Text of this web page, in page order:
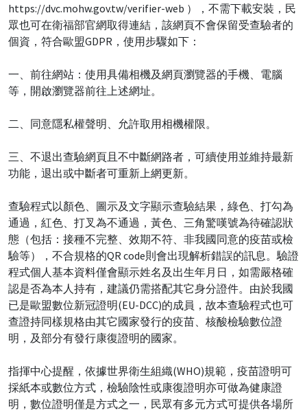
https://dvc.mohw.gov.tw/verifier-web ），不需下載安裝，民
眾也可在衛福部官網取得連結，該網頁不會保留受查驗者的
個資，符合歐盟GDPR，使用步驟如下：
一、前往網站：使用具備相機及網頁瀏覽器的手機、電腦
等，開啟瀏覽器前往上述網址。
二、同意隱私權聲明、允許取用相機權限。
三、不退出查驗網頁且不中斷網路者，可續使用並維持最新
功能，退出或中斷者可重新上網更新。
查驗程式以顏色、圖示及文字顯示查驗結果，綠色、打勾為
通過，紅色、打叉為不通過，黃色、三角驚嘆號為待確認狀
態（包括：接種不完整、效期不符、非我國同意的疫苗或檢
驗等），不合規格的QR code則會出現解析錯誤的訊息。驗證
程式個人基本資料僅會顯示姓名及出生年月日，如需嚴格確
認是否為本人持有，建議仍需搭配其它身分證件。由於我國
已是歐盟數位新冠證明(EU-DCC)的成員，故本查驗程式也可
查證持同樣規格由其它國家發行的疫苗、核酸檢驗數位證
明，及部分有發行康復證明的國家。
指揮中心提醒，依據世界衛生組織(WHO)規範，疫苗證明可
採紙本或數位方式，檢驗陰性或康復證明亦可做為健康證
明，數位證明僅是方式之一，民眾有多元方式可提供各場所